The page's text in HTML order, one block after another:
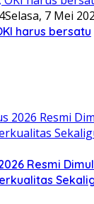
Selasa, 7 Mei
harus bersatu
Resmi